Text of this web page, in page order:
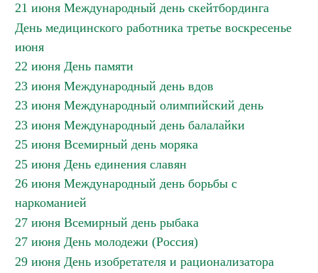
21 июня Международный день скейтбординга
День медицинского работника третье воскресенье
июня
22 июня День памяти
23 июня Международный день вдов
23 июня Международный олимпийский день
23 июня Международный день балалайки
25 июня Всемирный день моряка
25 июня День единения славян
26 июня Международный день борьбы с
наркоманией
27 июня Всемирный день рыбака
27 июня День молодежи (Россия)
29 июня День изобретателя и рационализатора